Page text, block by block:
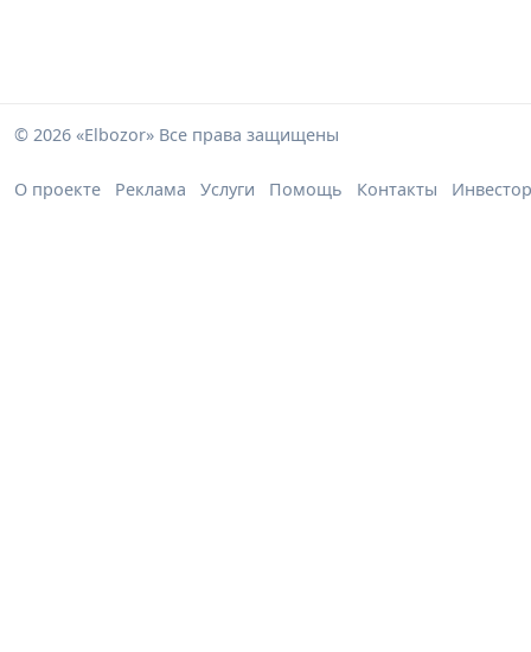
© 2026 «Elbozor» Все права защищены
О проекте Реклама Услуги Помощь Контакты